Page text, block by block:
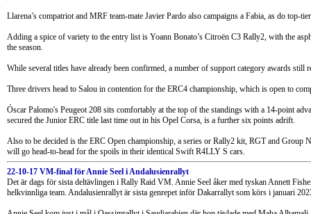
Llarena’s compatriot and MRF team-mate Javier Pardo also campaigns a Fabia, as do top-
Adding a spice of variety to the entry list is Yoann Bonato’s Citroën C3 Rally2, with the
the season.
While several titles have already been confirmed, a number of support category awards
Three drivers head to Salou in contention for the ERC4 championship, which is open to
Óscar Palomo's Peugeot 208 sits comfortably at the top of the standings with a 14-point
secured the Junior ERC title last time out in his Opel Corsa, is a further six points adrift.
Also to be decided is the ERC Open championship, a series or Rally2 kit, RGT and
will go head-to-head for the spoils in their identical Swift R4LLY S cars.
22-10-17 VM-final för Annie Seel i Andalusienrallyt
Det är dags för sista deltävlingen i Rally Raid VM. Annie Seel åker med tyskan Annett
helkvinnliga team. Andalusienrallyt är sista genrepet inför Dakarrallyt som körs i januari